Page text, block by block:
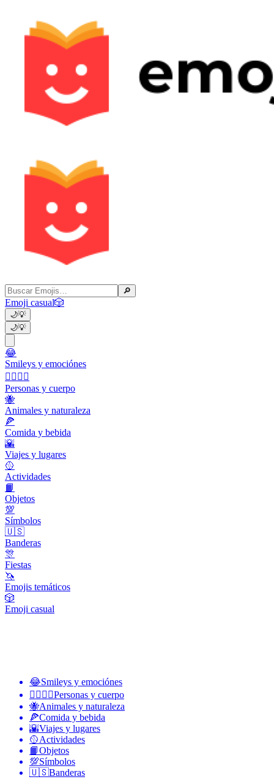
🔎
Emoji casual🎲
🌙💡
🌙💡
😂
Smileys y emociónes
👩‍❤️‍💋‍👨
Personas y cuerpo
🐝
Animales y naturaleza
🍕
Comida y bebida
🌇
Viajes y lugares
🥎
Actividades
📙
Objetos
💯
Símbolos
🇺🇸
Banderas
🎊
Fiestas
🦄
Emojis temáticos
🎲
Emoji casual
😂Smileys y emociónes
👩‍❤️‍💋‍👨Personas y cuerpo
🐝Animales y naturaleza
🍕Comida y bebida
🌇Viajes y lugares
🥎Actividades
📙Objetos
💯Símbolos
🇺🇸Banderas